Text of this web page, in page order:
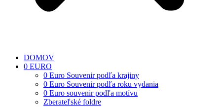
DOMOV
0 EURO
0 Euro Souvenir podľa krajiny
0 Euro Souvenir podľa roku vydania
0 Euro souvenir podľa motívu
Zberateľské foldre